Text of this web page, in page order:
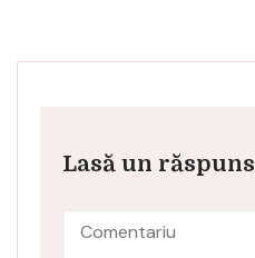
Lasă un răspuns